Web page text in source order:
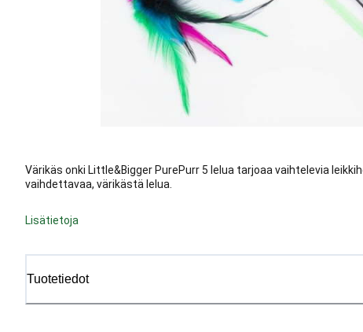
Värikäs onki Little&Bigger PurePurr 5 lelua tarjoaa vaihtelevia
vaihdettavaa, värikästä lelua.
Lisätietoja
Tuotetiedot